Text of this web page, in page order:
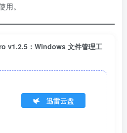
。
v1.2.5：Windows 文件管理工
迅雷云盘